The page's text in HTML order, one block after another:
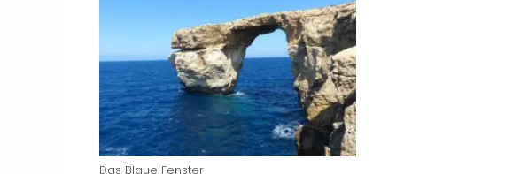
Das Blaue Fenster